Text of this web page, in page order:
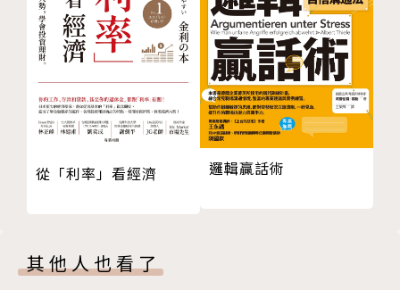
影情節連想在一起，也可能是人工智慧可以用來的描述
事物太多了，從電子計算機、自動駕駛車到智慧醫療，
它已經存在於我們生活中了，可是它到底是什麼？
這本書就將告訴你目前所謂的人工智慧是什麼？AI背後
許多聽來極度專業又帶有資訊工程最前瞻性的工具及技
術，如機器學習／卷積網路／深度學習等，到底能不能
用簡單方式說明白？
解AI全局的定義性讀物，作者師從人工智慧的學術大師
伯納德．威羅，並企圖以知識的概念──「內隱知識」
神經網路模型：滿是旋鈕的黑盒子
霧裡下山：訓練機器模型
AlphaGo的「上帝視角」
局部最優：沒到山底怎麼辦
深度學習化繁為簡
處理序列資訊的迴圈神經網路
神經網路五大研究前沿
深度學習的局限性
從「利率」看經濟 邏輯贏話術
其他人也看了